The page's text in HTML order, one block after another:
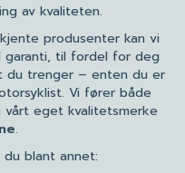
av kvaliteten.
produsenter kan vi
garanti, til fordel for deg
du trenger – enten du er
Vi fører både
vårt eget kvalitetsmerke
.
blant annet: